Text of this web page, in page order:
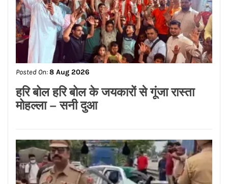
Posted On:8 Aug 2026
हरि बोल हरि बोल के जयकारों से गूंजा रास्ता
मोहल्ला – सनी दुआ